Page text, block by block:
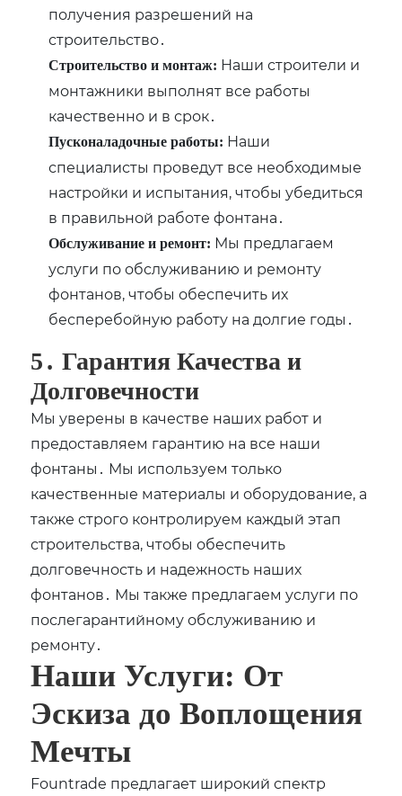
получения разрешений на
строительство․
Строительство и монтаж: Наши строители и
монтажники выполнят все работы
качественно и в срок․
Пусконаладочные работы: Наши
специалисты проведут все необходимые
настройки и испытания, чтобы убедиться
в правильной работе фонтана․
Обслуживание и ремонт: Мы предлагаем
услуги по обслуживанию и ремонту
фонтанов, чтобы обеспечить их
бесперебойную работу на долгие годы․
5․ Гарантия Качества и
Долговечности
Мы уверены в качестве наших работ и
предоставляем гарантию на все наши
фонтаны․ Мы используем только
качественные материалы и оборудование, а
также строго контролируем каждый этап
строительства, чтобы обеспечить
долговечность и надежность наших
фонтанов․ Мы также предлагаем услуги по
послегарантийному обслуживанию и
ремонту․
Наши Услуги: От
Эскиза до Воплощения
Мечты
Fountrade предлагает широкий спектр